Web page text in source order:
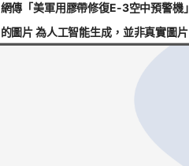
網傳「美軍用膠帶修復E-3空中預警機」
的圖片 為人工智能生成，並非真實圖片